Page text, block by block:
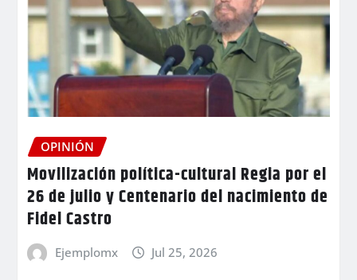
OPINIÓN
Movilización política-cultural Regia por el
26 de julio y Centenario del nacimiento de
Fidel Castro
Ejemplomx Jul 25, 2026